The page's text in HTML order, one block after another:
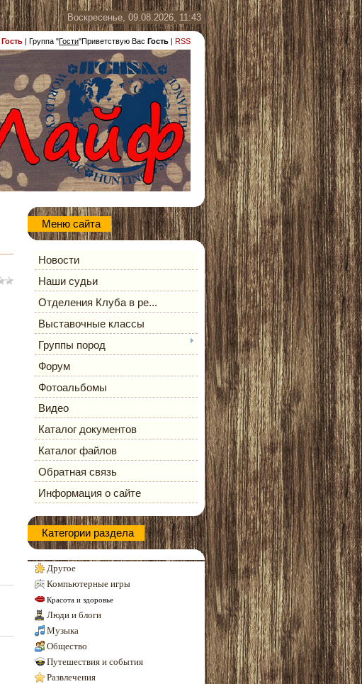
Воскресенье, 09.08.2026, 11:43
Гость | Группа "Гости"Приветствую Вас Гость | RSS
Меню сайта
Новости
Наши судьи
Отделения Клуба в ре...
Выставочные классы
Группы пород
Форум
Фотоальбомы
Видео
Каталог документов
Каталог файлов
Обратная связь
Информация о сайте
Категории раздела
Другое
Компьютерные игры
Красота и здоровье
Люди и блоги
Музыка
Общество
Путешествия и события
Развлечения